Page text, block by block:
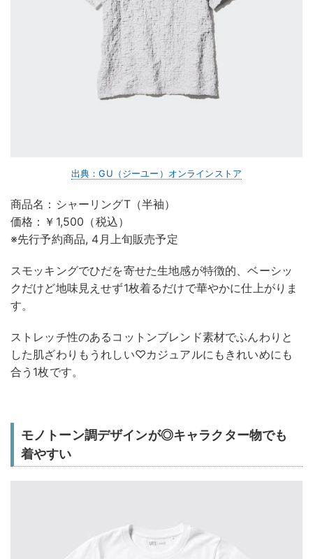
出典：GU（ジーユー）オンラインストア
商品名：シャーリングT（半袖）
価格：￥1,500（税込）
※先行予約商品, 4月上旬販売予定
スモッキングでひだを寄せた生地感が特徴的、ベーシッ
クだけど地味見えせず1枚着るだけで華やかに仕上がりま
す。
ストレッチ性のあるコットンブレンド素材でふんわりと
した肌ざわりもうれしい♡カジュアルにもきれいめにも
合う1枚です。
モノトーン調デザインが◎キャラクター物でも
着やすい